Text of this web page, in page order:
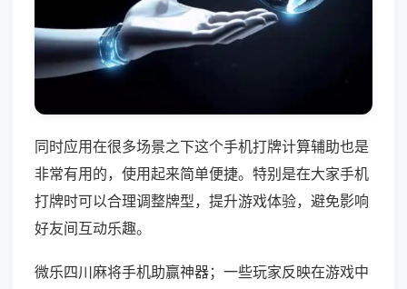
同时应用在很多场景之下这个手机打牌计算辅助也是
非常有用的，使用起来简单便捷。特别是在大家手机
打牌时可以合理调整牌型，提升游戏体验，避免影响
好友间互动乐趣。
微乐四川麻将手机助赢神器；一些玩家反映在游戏中